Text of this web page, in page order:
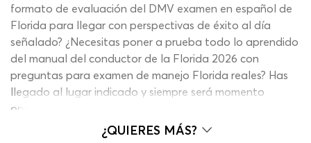
formato de evaluación del DMV examen en español de
Florida para llegar con perspectivas de éxito al día
señalado? ¿Necesitas poner a prueba todo lo aprendido
del manual del conductor de la Florida 2026 con
preguntas para examen de manejo Florida reales? Has
llegado al lugar indicado y siempre será momento
oportuno para aprovechar al máximo nuestros
contenidos para una preparación eficaz. Con nuestro
¿QUIERES MÁS?